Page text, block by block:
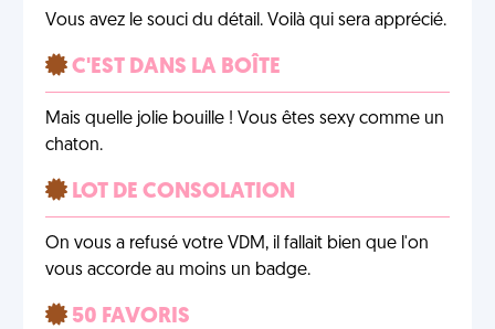
Vous avez le souci du détail. Voilà qui sera apprécié.
C'EST DANS LA BOÎTE
Mais quelle jolie bouille ! Vous êtes sexy comme un
chaton.
LOT DE CONSOLATION
On vous a refusé votre VDM, il fallait bien que l'on
vous accorde au moins un badge.
50 FAVORIS